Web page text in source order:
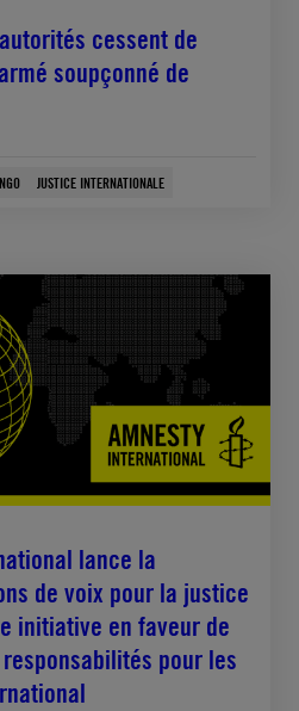
cessent de
soupçonné de
JUSTICE INTERNATIONALE
lance la
de voix pour la justice
initiative en faveur de
pour les